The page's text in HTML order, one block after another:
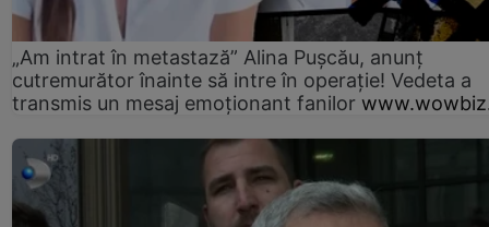
„Am intrat în metastază” Alina Pușcău, anunț
cutremurător înainte să intre în operație! Vedeta a
transmis un mesaj emoționant fanilor